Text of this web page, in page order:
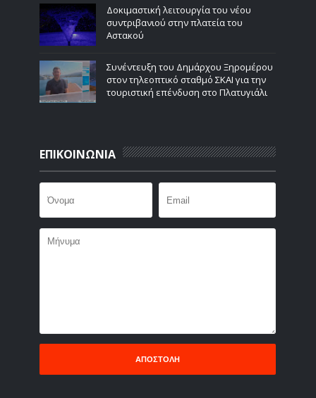
Δοκιμαστική λειτουργία του νέου
συντριβανιού στην πλατεία του
Αστακού
Συνέντευξη του Δημάρχου Ξηρομέρου
στον τηλεοπτικό σταθμό ΣΚΑΙ για την
τουριστική επένδυση στο Πλατυγιάλι
ΕΠΙΚΟΙΝΩΝΙΑ